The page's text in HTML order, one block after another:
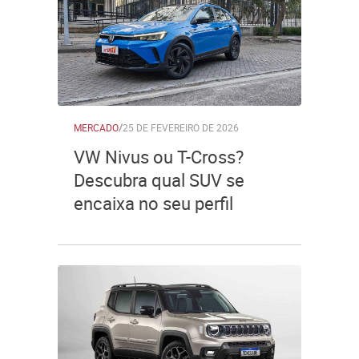
MERCADO/25 DE FEVEREIRO DE 2026
VW Nivus ou T-Cross?
Descubra qual SUV se
encaixa no seu perfil